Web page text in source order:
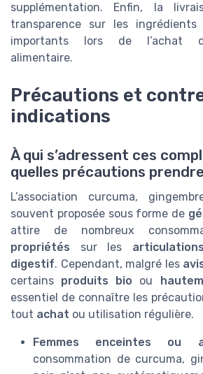
supplémentation. Enfin, la
transparence sur les
importants lors de l’achat
alimentaire.
Précautions et
indications
À qui s’adressent ces
quelles précautions
L’association curcuma,
souvent proposée sous forme de
attire de nombreux
propriétés sur les articulations
digestif. Cependant, malgré les
certains produits bio ou
essentiel de connaître les
tout achat ou utilisation régulière.
Femmes enceintes ou
consommation de curcuma,